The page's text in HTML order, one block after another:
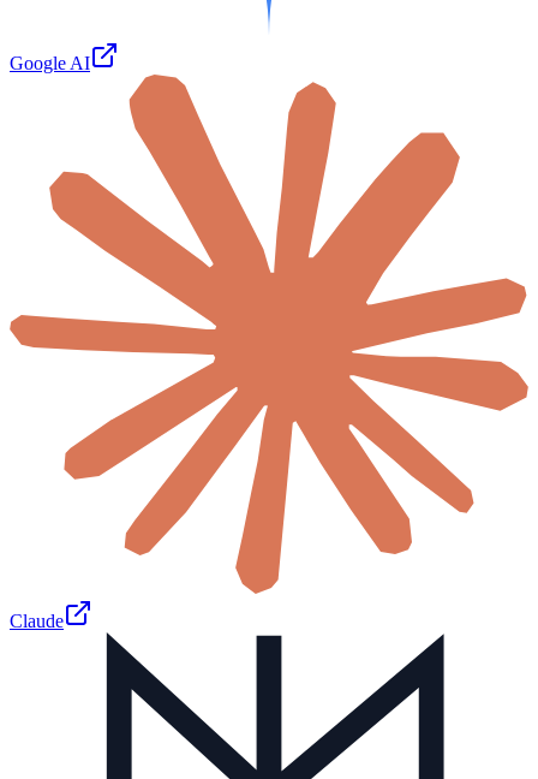
Google AI
Claude